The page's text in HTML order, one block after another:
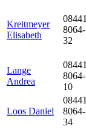
Kreitmeyer
Elisabeth
08441
8064-
32
Lange
Andrea
08441
8064-
10
Loos Daniel
08441
8064-
34